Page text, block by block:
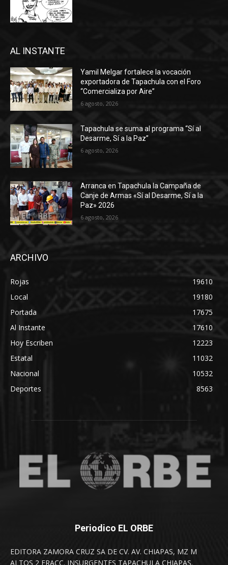
AL INSTANTE
Yamil Melgar fortalece la vocación
exportadora de Tapachula con el Foro
“Comercializa por Aire”
6 agosto, 2026
Tapachula se suma al programa “Sí al
Desarme, Sí a la Paz”
6 agosto, 2026
Arranca en Tapachula la Campaña de
Canje de Armas «Sí al Desarme, Sí a la
Paz» 2026
6 agosto, 2026
ARCHIVO
Rojas
19610
Local
19180
Portada
17675
Al Instante
17610
Hoy Escriben
12223
Estatal
11032
Nacional
10532
Deportes
8563
Periodico EL ORBE
EDITORA ZAMORA CRUZ SA DE CV. AV. CHIAPAS, MZ M
ALTOS 2 FRACC. INSURGENTES TAPACHULA CHIAPAS.